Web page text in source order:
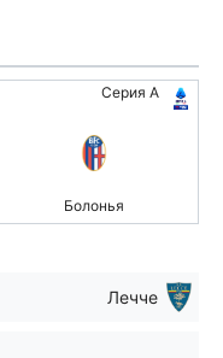
Серия А
Болонья
Лечче